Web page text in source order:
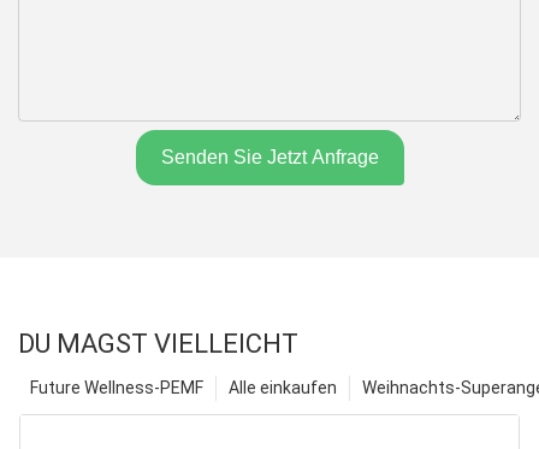
Senden Sie Jetzt Anfrage
DU MAGST VIELLEICHT
Weihnachts-
Alle einkaufen
Future Wellness-PEMF